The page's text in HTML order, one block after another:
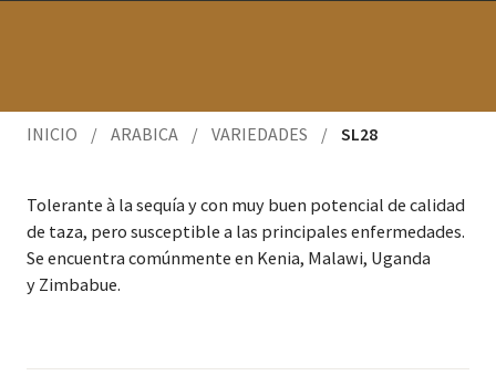
INICIO / ARABICA / VARIEDADES / SL28
Tol­er­ante à la sequía y con muy buen poten­cial de cal­i­dad
de taza, pero sus­cep­ti­ble a las prin­ci­pales enfer­medades.
Se encuen­tra común­mente en Kenia, Malawi, Ugan­da
y Zimbabue.